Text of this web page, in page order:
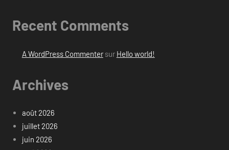
Recent Comments
A WordPress Commentersur Hello world!
Archives
août 2026
juillet 2026
juin 2026